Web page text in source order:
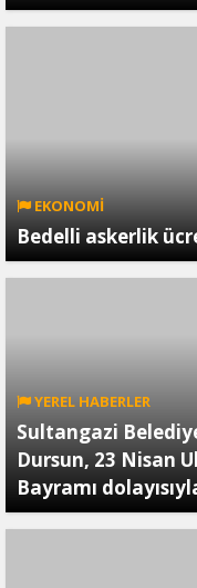
EKONOMİ
Bedelli askerlik
YEREL HABERLER
Sultangazi
Dursun, 23 Nisan
Bayramı